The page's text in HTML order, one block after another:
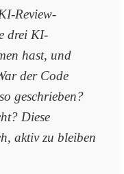
Review-
drei KI-
hast, und
der Code
geschrieben?
Diese
aktiv zu bleiben